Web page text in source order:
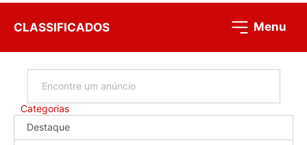
CLASSIFICADOS Menu
Categorias
Destaque